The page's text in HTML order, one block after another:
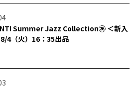
Summer Jazz Collection㉖ ＜新入
4（火）16：35出品